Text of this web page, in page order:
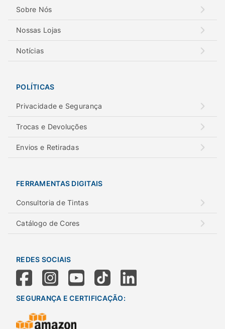
Sobre Nós
Nossas Lojas
Notícias
POLÍTICAS
Privacidade e Segurança
Trocas e Devoluções
Envios e Retiradas
FERRAMENTAS DIGITAIS
Consultoria de Tintas
Catálogo de Cores
REDES SOCIAIS
SEGURANÇA E CERTIFICAÇÃO: